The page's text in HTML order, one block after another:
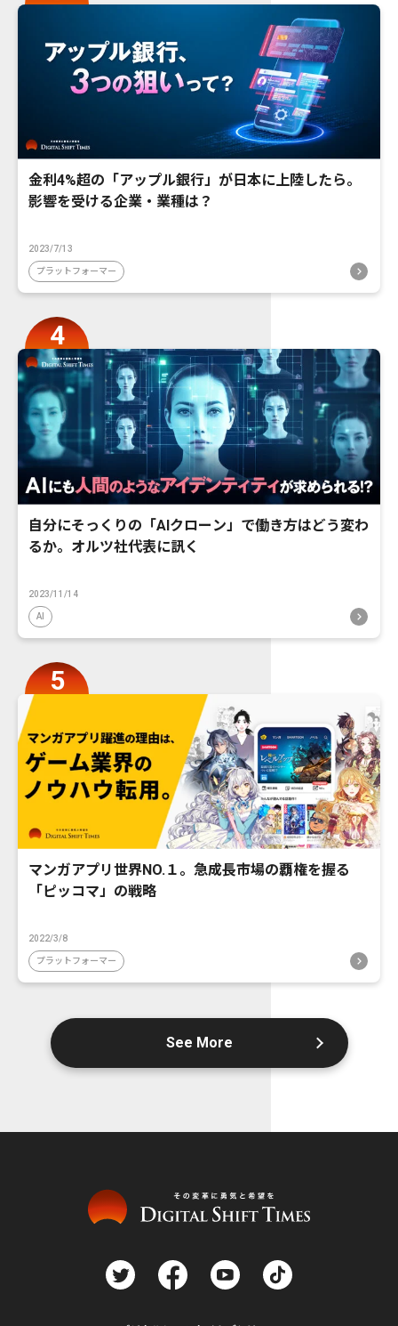
金利4%超の「アップル銀行」が日本に上陸したら。
影響を受ける企業・業種は？
2023/7/13
プラットフォーマー
自分にそっくりの「AIクローン」で働き方はどう変わ
るか。オルツ社代表に訊く
2023/11/14
AI
マンガアプリ世界NO.１。急成長市場の覇権を握る
「ピッコマ」の戦略
2022/3/8
プラットフォーマー
See More